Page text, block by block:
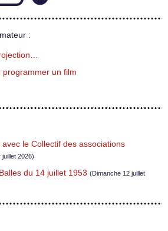
:
un film
le Collectif des associations
2026)
du 14 juillet 1953 (Dimanche 12 juillet